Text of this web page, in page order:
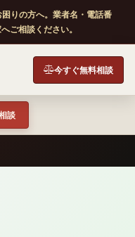
りの方へ。業者名・電話番
ご相談ください。
今すぐ無料相談
談